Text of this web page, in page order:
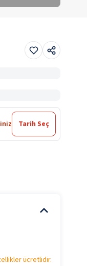
Tarih Seç
ücretlidir.